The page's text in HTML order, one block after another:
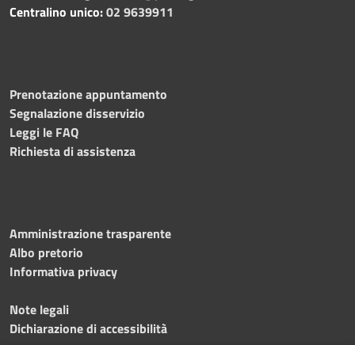
Centralino unico:02 9639911
Prenotazione appuntamento
Segnalazione disservizio
Leggi le FAQ
Richiesta di assistenza
Amministrazione trasparente
Albo pretorio
Informativa privacy
Note legali
Dichiarazione di accessibilità